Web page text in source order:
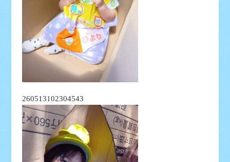
260513102304543